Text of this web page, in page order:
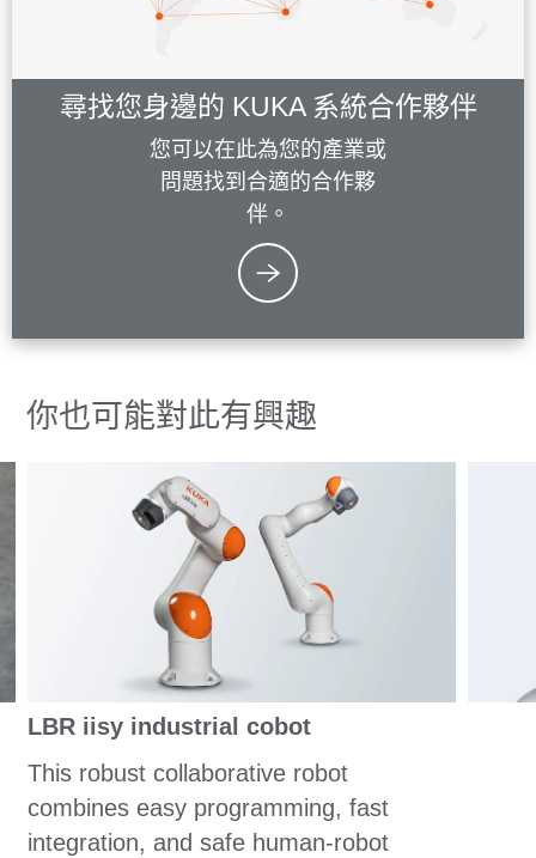
尋找您身邊的 KUKA 系統合作夥伴
您可以在此為您的產業或
問題找到合適的合作夥
伴。
你也可能對此有興趣
LBR iisy industrial cobot
This robust collaborative robot
combines easy programming, fast
integration, and safe human-robot